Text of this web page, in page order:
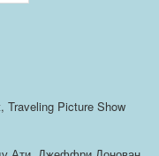
Picture Show